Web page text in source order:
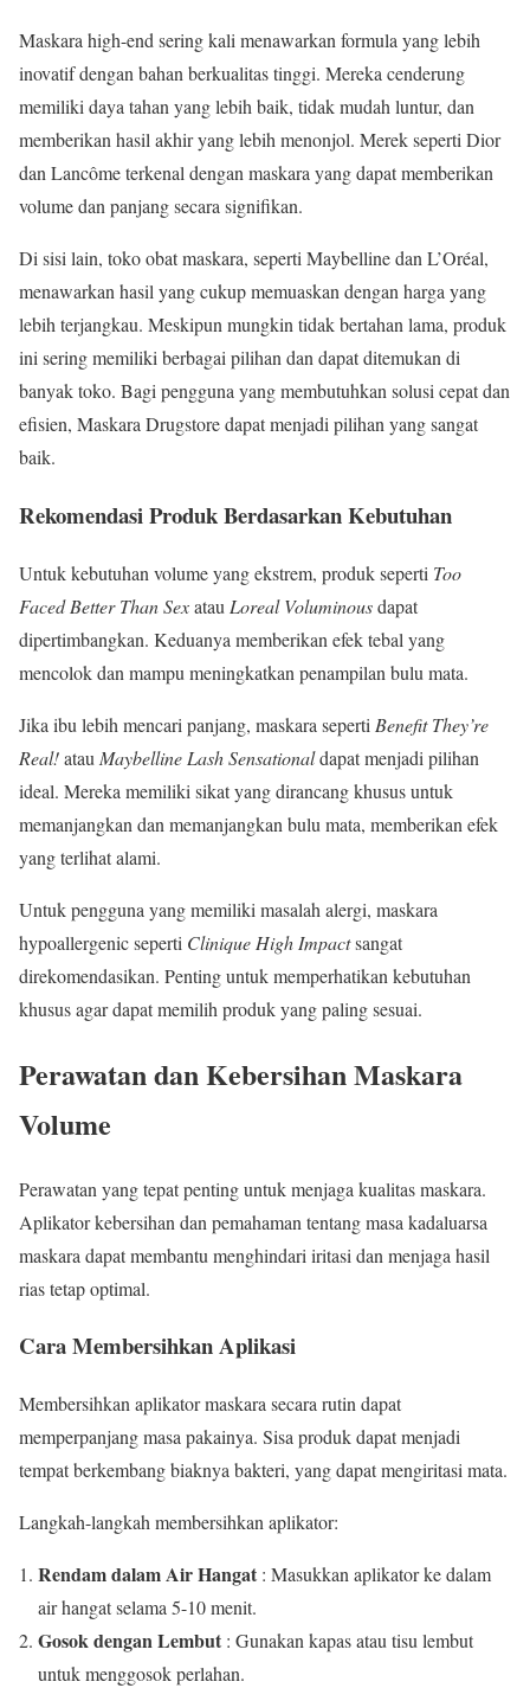
Maskara high-end sering kali menawarkan formula yang lebih
inovatif dengan bahan berkualitas tinggi. Mereka cenderung
memiliki daya tahan yang lebih baik, tidak mudah luntur, dan
memberikan hasil akhir yang lebih menonjol. Merek seperti Dior
dan Lancôme terkenal dengan maskara yang dapat memberikan
volume dan panjang secara signifikan.
Di sisi lain, toko obat maskara, seperti Maybelline dan L’Oréal,
menawarkan hasil yang cukup memuaskan dengan harga yang
lebih terjangkau. Meskipun mungkin tidak bertahan lama, produk
ini sering memiliki berbagai pilihan dan dapat ditemukan di
banyak toko. Bagi pengguna yang membutuhkan solusi cepat dan
efisien, Maskara Drugstore dapat menjadi pilihan yang sangat
baik.
Rekomendasi Produk Berdasarkan Kebutuhan
Untuk kebutuhan volume yang ekstrem, produk seperti Too
Faced Better Than Sexatau Loreal Voluminousdapat
dipertimbangkan. Keduanya memberikan efek tebal yang
mencolok dan mampu meningkatkan penampilan bulu mata.
Jika ibu lebih mencari panjang, maskara seperti Benefit They’re
Real!atau Maybelline Lash Sensationaldapat menjadi pilihan
ideal. Mereka memiliki sikat yang dirancang khusus untuk
memanjangkan dan memanjangkan bulu mata, memberikan efek
yang terlihat alami.
Untuk pengguna yang memiliki masalah alergi, maskara
hypoallergenic seperti Clinique High Impactsangat
direkomendasikan. Penting untuk memperhatikan kebutuhan
khusus agar dapat memilih produk yang paling sesuai.
Perawatan dan KebersihanMaskara
Volume
Perawatan yang tepat penting untuk menjaga kualitas maskara.
Aplikator kebersihan dan pemahaman tentang masa kadaluarsa
maskara dapat membantu menghindari iritasi dan menjaga hasil
rias tetap optimal.
Cara Membersihkan Aplikasi
Membersihkan aplikator maskara secara rutin dapat
memperpanjang masa pakainya. Sisa produk dapat menjadi
tempat berkembang biaknya bakteri, yang dapat mengiritasi mata.
Langkah-langkah membersihkan aplikator:
Rendam dalam Air Hangat : Masukkan aplikator ke dalam
air hangat selama 5-10 menit.
Gosok dengan Lembut : Gunakan kapas atau tisu lembut
untuk menggosok perlahan.